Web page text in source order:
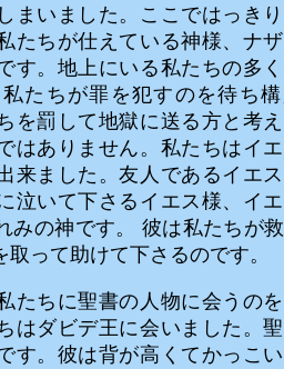
まいました。ここではっき
たちが仕えている神様、ナ
す。地上にいる私たちの多
たちが罪を犯すのを待ち
を罰して地獄に送る方と考
はありません。私たちはイ
来ました。友人であるイエ
泣いて下さるイエス様、イ
みの神です。 彼は私たちが
って助けて下さるのです。
たちに聖書の人物に会うの
はダビデ王に会いました。
す。彼は背が高くてかっこ